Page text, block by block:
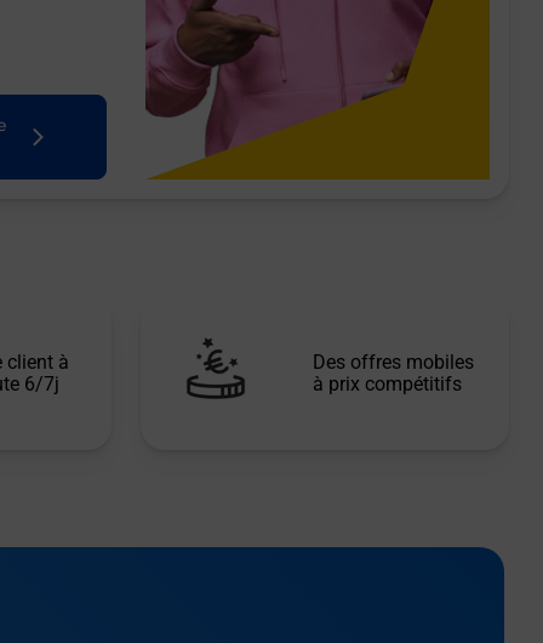
client à
6/7j
Des offres mobiles
à prix compétitifs